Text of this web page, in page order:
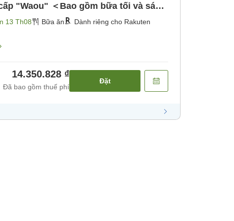
"Waou" ＜Bao gồm bữa tối và sáng
13 Th08 Bữa ăn
Dành riêng cho Rakuten
14.350.828 ₫
Đã bao gồm thuế phí
Đặt